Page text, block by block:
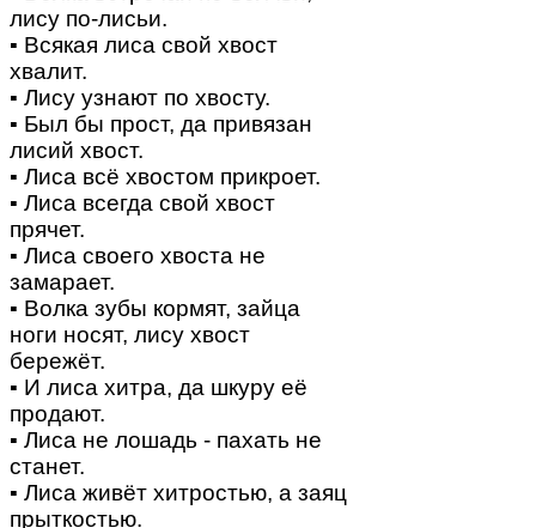
лису по-лисьи.
▪ Всякая лиса свой хвост
хвалит.
▪ Лису узнают по хвосту.
▪ Был бы прост, да привязан
лисий хвост.
▪ Лиса всё хвостом прикроет.
▪ Лиса всегда свой хвост
прячет.
▪ Лиса своего хвоста не
замарает.
▪ Волка зубы кормят, зайца
ноги носят, лису хвост
бережёт.
▪ И лиса хитра, да шкуру её
продают.
▪ Лиса не лошадь - пахать не
станет.
▪ Лиса живёт хитростью, а заяц
прыткостью.